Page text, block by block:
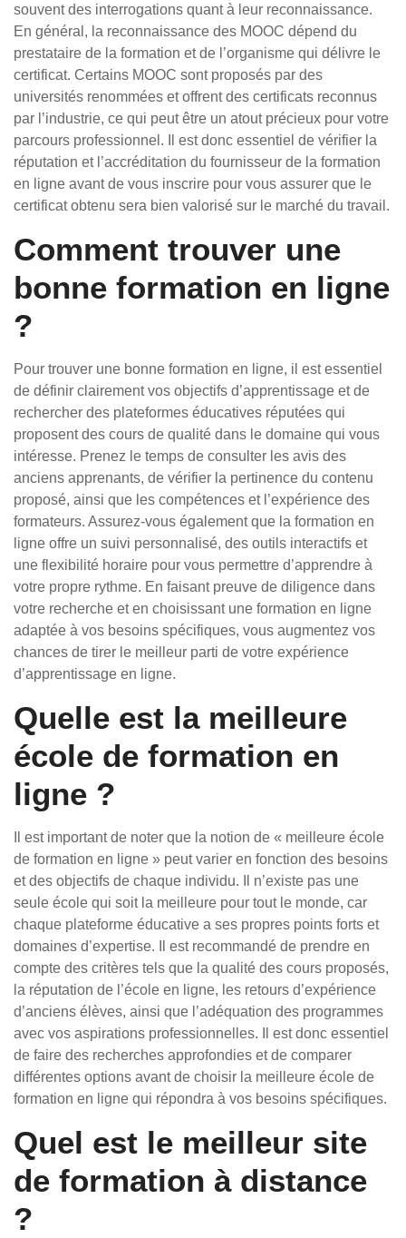
souvent des interrogations quant à leur reconnaissance.
En général, la reconnaissance des MOOC dépend du
prestataire de la formation et de l’organisme qui délivre le
certificat. Certains MOOC sont proposés par des
universités renommées et offrent des certificats reconnus
par l’industrie, ce qui peut être un atout précieux pour votre
parcours professionnel. Il est donc essentiel de vérifier la
réputation et l’accréditation du fournisseur de la formation
en ligne avant de vous inscrire pour vous assurer que le
certificat obtenu sera bien valorisé sur le marché du travail.
Comment trouver une
bonne formation en ligne
?
Pour trouver une bonne formation en ligne, il est essentiel
de définir clairement vos objectifs d’apprentissage et de
rechercher des plateformes éducatives réputées qui
proposent des cours de qualité dans le domaine qui vous
intéresse. Prenez le temps de consulter les avis des
anciens apprenants, de vérifier la pertinence du contenu
proposé, ainsi que les compétences et l’expérience des
formateurs. Assurez-vous également que la formation en
ligne offre un suivi personnalisé, des outils interactifs et
une flexibilité horaire pour vous permettre d’apprendre à
votre propre rythme. En faisant preuve de diligence dans
votre recherche et en choisissant une formation en ligne
adaptée à vos besoins spécifiques, vous augmentez vos
chances de tirer le meilleur parti de votre expérience
d’apprentissage en ligne.
Quelle est la meilleure
école de formation en
ligne ?
Il est important de noter que la notion de « meilleure école
de formation en ligne » peut varier en fonction des besoins
et des objectifs de chaque individu. Il n’existe pas une
seule école qui soit la meilleure pour tout le monde, car
chaque plateforme éducative a ses propres points forts et
domaines d’expertise. Il est recommandé de prendre en
compte des critères tels que la qualité des cours proposés,
la réputation de l’école en ligne, les retours d’expérience
d’anciens élèves, ainsi que l’adéquation des programmes
avec vos aspirations professionnelles. Il est donc essentiel
de faire des recherches approfondies et de comparer
différentes options avant de choisir la meilleure école de
formation en ligne qui répondra à vos besoins spécifiques.
Quel est le meilleur site
de formation à distance
?